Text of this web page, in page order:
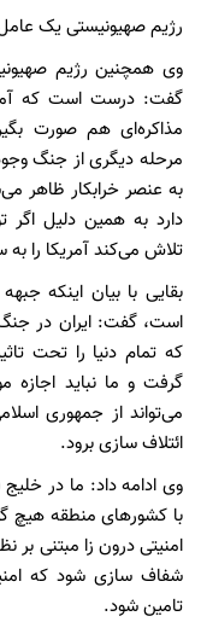
رژیم صهیونیستی یک
وی همچنین رژیم
گفت: درست است که
مذاکره‌ای هم صورت
مرحله دیگری از جنگ
به عنصر خرابکار ظاهر
دارد به همین دلیل اگر
تلاش می‌کند آمریکا را
بقایی با بیان اینکه
است، گفت: ایران در
که تمام دنیا را تحت
گرفت و ما نباید اجازه
می‌تواند از جمهوری
ائتلاف سازی برود.
وی ادامه داد: ما در
با کشورهای منطقه هیچ
امنیتی درون زا مبتنی بر
شفاف سازی شود که
تامین شود.